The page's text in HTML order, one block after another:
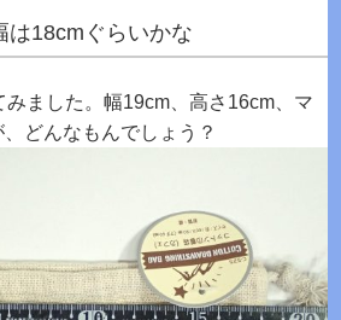
は18cmぐらいかな
ました。幅19cm、高さ16cm、マ
どんなもんでしょう？